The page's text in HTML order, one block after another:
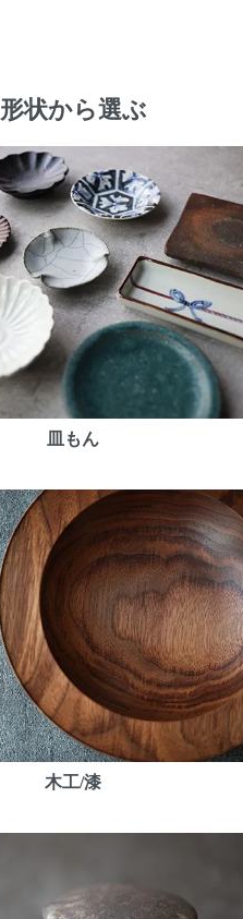
形状から選ぶ
皿もん
木工/漆